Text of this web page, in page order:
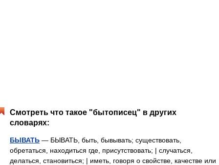
Смотреть что такое "бытописец" в других
словарях:
БЫВАТЬ — БЫВАТЬ, быть, бывывать; существовать,
обретаться, находиться где, присутствовать; | случаться,
делаться, становиться; | иметь, говоря о свойстве, качестве или